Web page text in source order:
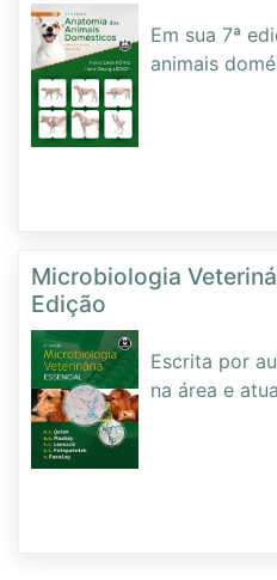
Em sua 7ª
animais
Microbiologia
Edição
Escrita por
na área e